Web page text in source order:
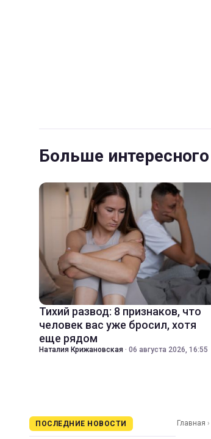
Больше интересного
Тихий развод: 8 признаков, что
человек вас уже бросил, хотя
еще рядом
Наталия Крижановская · 06 августа 2026, 16:55
ПОСЛЕДНИЕ НОВОСТИ Главная ›